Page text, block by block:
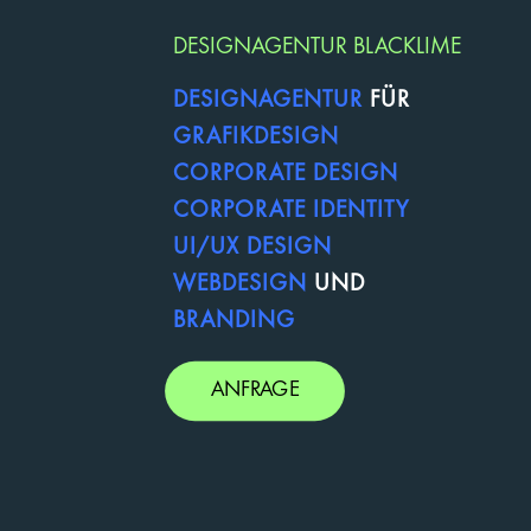
DESIGNAGENTUR BLACKLIME
DESIGNAGENTUR FÜR
GRAFIKDESIGN
CORPORATE DESIGN
CORPORATE IDENTITY
UI/UX DESIGN
WEBDESIGN UND
BRANDING
ANFRAGE